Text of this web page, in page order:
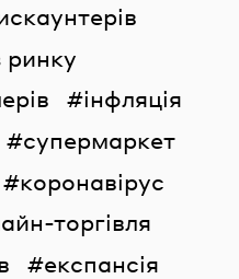
ринку
інфляція
супермаркет
коронавірус
торгівля
експансія